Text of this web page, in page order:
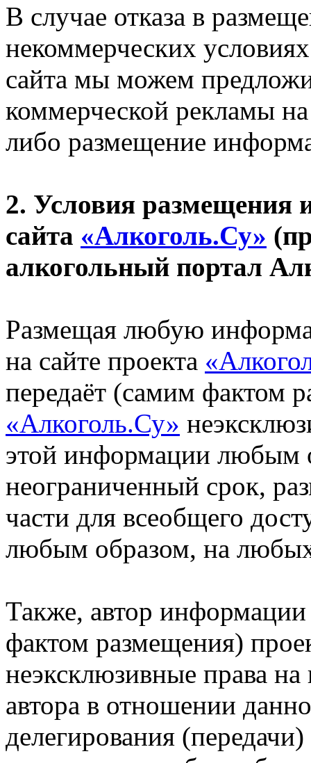
В случае отказа в
некоммерческих
сайта мы можем
коммерческой рекламы
либо размещение
2. Условия размещения
сайта «Алкоголь.Су»
алкогольный портал
Размещая любую
на сайте проекта
передаёт (самим фактом
«Алкоголь.Су»
этой информации любым
неограниченный срок,
части для всеобщего
любым образом, на
Также, автор
фактом размещения)
неэксклюзивные права на
автора в отношении
делегирования